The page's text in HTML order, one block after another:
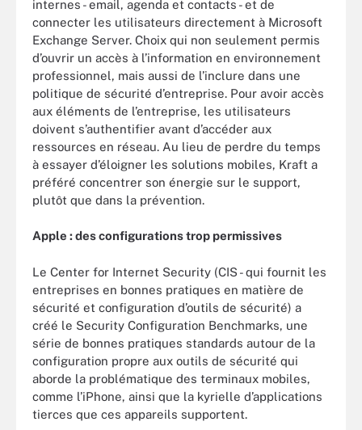
internes - email, agenda et contacts - et de
connecter les utilisateurs directement à Microsoft
Exchange Server. Choix qui non seulement permis
d’ouvrir un accès à l’information en environnement
professionnel, mais aussi de l’inclure dans une
politique de sécurité d’entreprise. Pour avoir accès
aux éléments de l’entreprise, les utilisateurs
doivent s’authentifier avant d’accéder aux
ressources en réseau. Au lieu de perdre du temps
à essayer d’éloigner les solutions mobiles, Kraft a
préféré concentrer son énergie sur le support,
plutôt que dans la prévention.
Apple : des configurations trop permissives
Le Center for Internet Security (CIS - qui fournit les
entreprises en bonnes pratiques en matière de
sécurité et configuration d’outils de sécurité) a
créé le Security Configuration Benchmarks, une
série de bonnes pratiques standards autour de la
configuration propre aux outils de sécurité qui
aborde la problématique des terminaux mobiles,
comme l’iPhone, ainsi que la kyrielle d’applications
tierces que ces appareils supportent.